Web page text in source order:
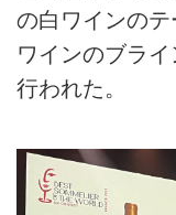
の白ワインの
ワインのブラ
行われた。